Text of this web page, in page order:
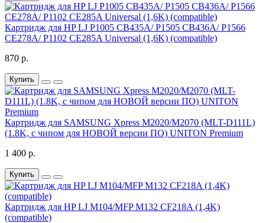
Картридж для HP LJ P1005 CB435A/ P1505 CB436A/ P1566
CE278A/ P1102 CE285A Universal (1,6K) (compatible)
870 р.
Купить
Картридж для SAMSUNG Xpress M2020/M2070 (MLT-D111L)
(1.8K, с чипом для НОВОЙ версии ПО) UNITON Premium
1 400 р.
Купить
Картридж для HP LJ M104/MFP M132 CF218A (1,4K)
(compatible)